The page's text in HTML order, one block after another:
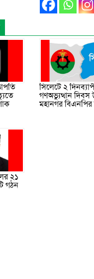
সিলেটে ২
গণঅভ্যুত্থান দিবস
মহানগর বিএনপির
২১
গঠন